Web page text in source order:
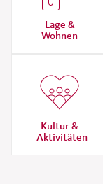
Lage &
Wohnen
Kultur &
Aktivitäten